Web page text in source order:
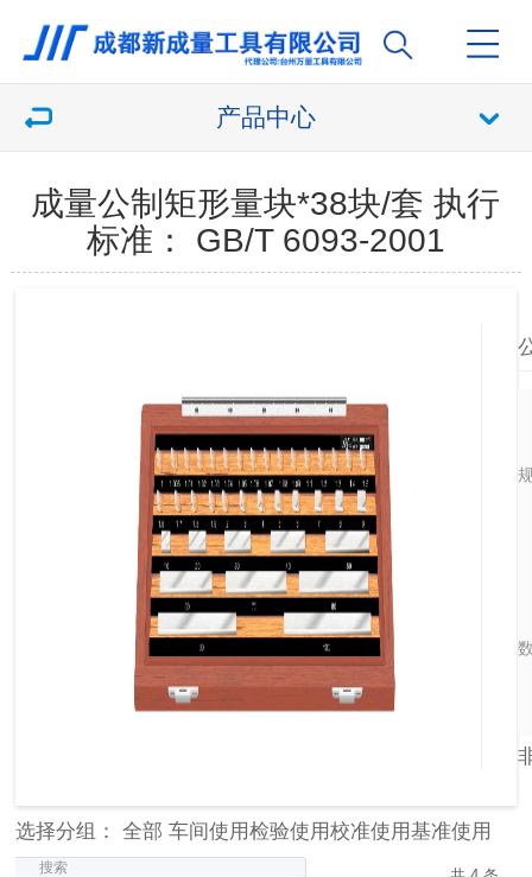
产品中心
成量公制矩形量块*38块/套 执行
标准： GB/T 6093-2001
选择分组： 全部 车间使用检验使用校准使用基准使用
搜索